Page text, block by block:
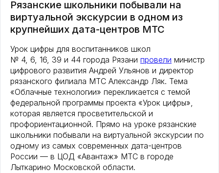
Рязанские школьники побывали на
виртуальной экскурсии в одном из
крупнейших дата-центров МТС
Урок цифры для воспитанников школ
№ 4, 6, 16, 39 и 44 города Рязани провели министр
цифрового развития Андрей Ульянов и директор
рязанского филиала МТС Александр Ляк. Тема
«Облачные технологии» перекликается с темой
федеральной программы проекта «Урок цифры»,
которая является просветительской и
профориентационной. Прямо на уроке рязанские
школьники побывали на виртуальной экскурсии по
одному из самых современных дата-центров
России — в ЦОД «Авантаж» МТС в городе
Лыткарино Московской области.